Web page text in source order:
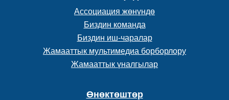
Ассоциация жөнүндө
Биздин команда
Биздин иш-чаралар
Жамааттык мультимедиа борборлору
Жамааттык үналгылар
Өнөктөштөр